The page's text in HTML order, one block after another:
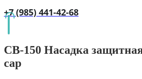
+7 (985) 441-42-68
CB-150 Насадка
cap